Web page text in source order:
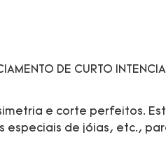
e corte perfeitos.
de jóias, etc.,